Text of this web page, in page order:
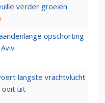
verder groeien
opschorting
langste vrachtvlucht
ooit uit